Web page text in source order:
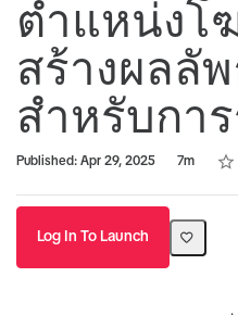
ตำแหน่งโ
สร้างผลลั
สำหรับกา
Published: Apr 29, 2025
Duration 7m 1
2
3
4
5
Average rating: 5.0
1 review
Log In To Launch